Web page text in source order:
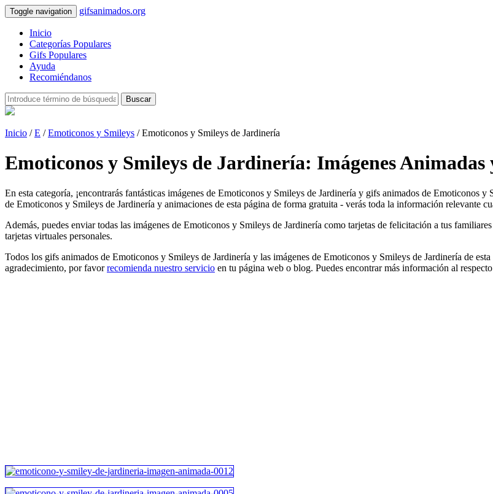
Toggle navigation gifsanimados.org
Inicio
Categorías Populares
Gifs Populares
Ayuda
Recomiéndanos
Buscar
Inicio /E /Emoticonos y Smileys / Emoticonos y Smileys de Jardinería
Emoticonos y Smileys de Jardinería: Imágenes Animadas
En esta categoría, ¡encontrarás fantásticas imágenes de Emoticonos y Smileys de Jardinería y gifs animados de Emoticonos
de Emoticonos y Smileys de Jardinería y animaciones de esta página de forma gratuita - verás toda la información relevante
Además, puedes enviar todas las imágenes de Emoticonos y Smileys de Jardinería como tarjetas de felicitación a tus
tarjetas virtuales personales.
Todos los gifs animados de Emoticonos y Smileys de Jardinería y las imágenes de Emoticonos y Smileys de Jardinería de
agradecimiento, por favorrecomienda nuestro servicio en tu página web o blog. Puedes encontrar más información al